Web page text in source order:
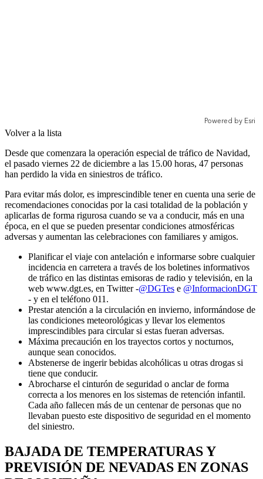
Volver a la lista
Desde que comenzara la operación especial de tráfico de Navidad,
el pasado viernes 22 de diciembre a las 15.00 horas, 47 personas
han perdido la vida en siniestros de tráfico.
Para evitar más dolor, es imprescindible tener en cuenta una serie de
recomendaciones conocidas por la casi totalidad de la población y
aplicarlas de forma rigurosa cuando se va a conducir, más en una
época, en el que se pueden presentar condiciones atmosféricas
adversas y aumentan las celebraciones con familiares y amigos.
Planificar el viaje con antelación e informarse sobre cualquier
incidencia en carretera a través de los boletines informativos
de tráfico en las distintas emisoras de radio y televisión, en la
web www.dgt.es, en Twitter -@DGTes e @InformacionDGT
- y en el teléfono 011.
Prestar atención a la circulación en invierno, informándose de
las condiciones meteorológicas y llevar los elementos
imprescindibles para circular si estas fueran adversas.
Máxima precaución en los trayectos cortos y nocturnos,
aunque sean conocidos.
Abstenerse de ingerir bebidas alcohólicas u otras drogas si
tiene que conducir.
Abrocharse el cinturón de seguridad o anclar de forma
correcta a los menores en los sistemas de retención infantil.
Cada año fallecen más de un centenar de personas que no
llevaban puesto este dispositivo de seguridad en el momento
del siniestro.
BAJADA DE TEMPERATURAS Y
PREVISIÓN DE NEVADAS EN ZONAS